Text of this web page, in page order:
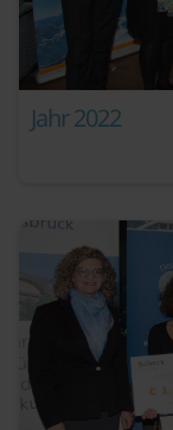
Jahr 2022